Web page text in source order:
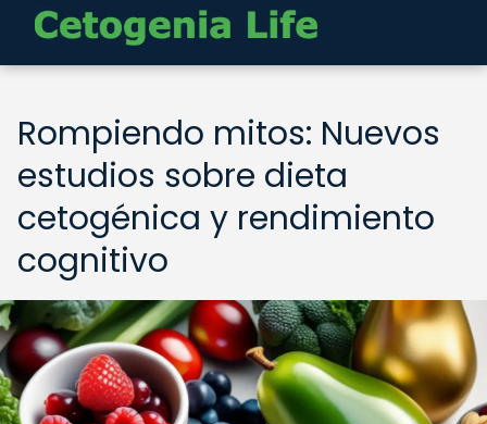
Rompiendo mitos: Nuevos
estudios sobre dieta
cetogénica y rendimiento
cognitivo